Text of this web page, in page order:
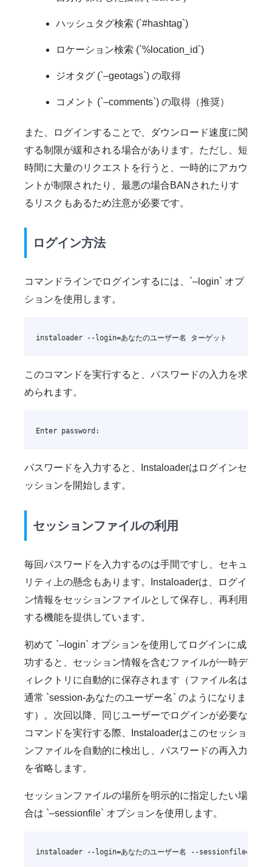
ハッシュタグ検索 (`#hashtag`)
ロケーション検索 (`%location_id`)
ジオタグ (`–geotags`) の取得
コメント (`–comments`) の取得（推奨）
また、ログインすることで、ダウンロード速度に関
する制限が緩和される場合があります。ただし、短
時間に大量のリクエストを行うと、一時的にアカウ
ントが制限されたり、最悪の場合BANされたりす
るリスクもあるため注意が必要です。
ログイン方法
コマンドラインでログインするには、`–login` オプ
ションを使用します。
instaloader --login=あなたのユーザー名 ターゲット
このコマンドを実行すると、パスワードの入力を求
められます。
Enter password:
パスワードを入力すると、Instaloaderはログインセ
ッションを開始します。
セッションファイルの利用
毎回パスワードを入力するのは手間ですし、セキュ
リティ上の懸念もあります。Instaloaderは、ログイ
ン情報をセッションファイルとして保存し、再利用
する機能を提供しています。
初めて `–login` オプションを使用してログインに成
功すると、セッション情報を含むファイルが一時デ
ィレクトリに自動的に保存されます（ファイル名は
通常 `session-あなたのユーザー名` のようになりま
す）。次回以降、同じユーザーでログインが必要な
コマンドを実行する際、Instaloaderはこのセッショ
ンファイルを自動的に検出し、パスワードの再入力
を省略します。
セッションファイルの場所を明示的に指定したい場
合は `–sessionfile` オプションを使用します。
instaloader --login=あなたのユーザー名 --sessionfile=/